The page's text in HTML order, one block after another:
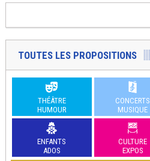
TOUTES LES PROPOSITIONS
THÉÂTRE
HUMOUR
CONCERTS
MUSIQUE
ENFANTS
ADOS
CULTURE
EXPOS